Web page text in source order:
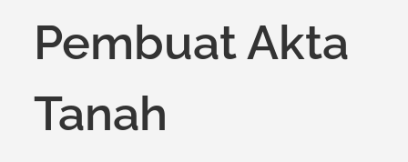
Pembuat Akta
Tanah